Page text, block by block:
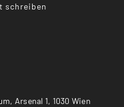
schreiben
Arsenal 1, 1030 Wien